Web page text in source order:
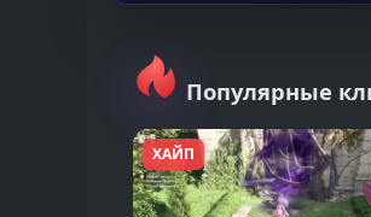
Популярные
ХАЙП